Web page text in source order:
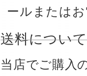
ールまたは
送料について
当店でご購入